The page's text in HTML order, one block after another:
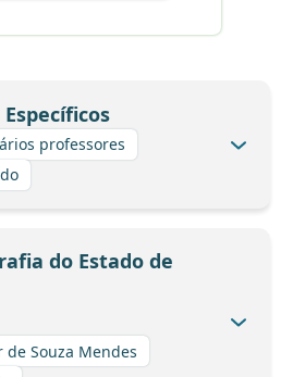
professores
do Estado de
de Souza Mendes